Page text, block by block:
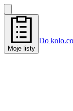
Moje listy
Do